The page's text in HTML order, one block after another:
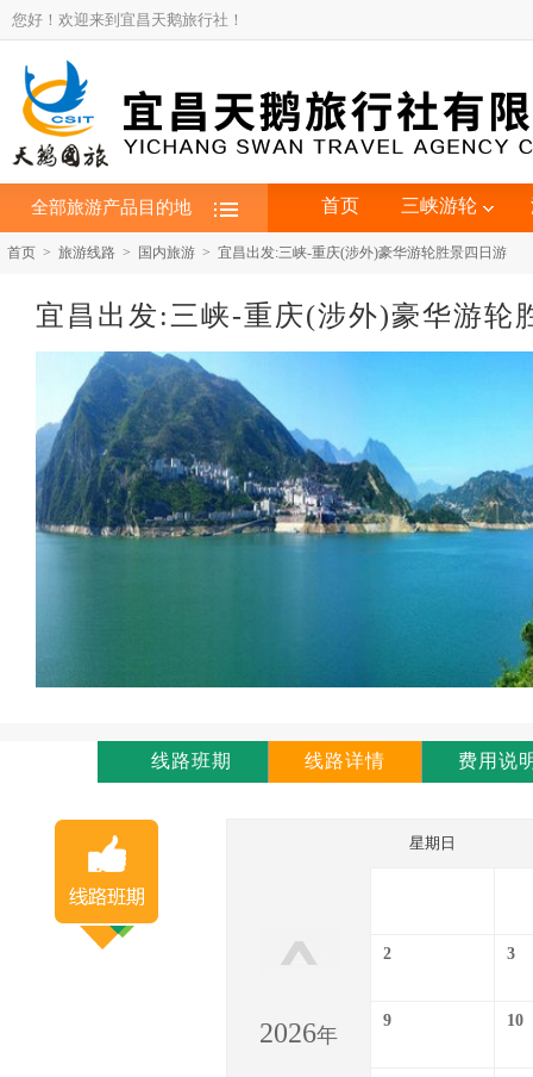
您好！欢迎来到宜昌天鹅旅行社！
全部旅游产品目的地 首页 三峡游轮
首页 > 旅游线路 > 国内旅游 > 宜昌出发:三峡-重庆(涉外)豪华游轮胜景四日游
宜昌出发:三峡-重庆(涉外)豪华游轮
线路班期 线路详情 费用说
星期日
2026年
2 3
9 10